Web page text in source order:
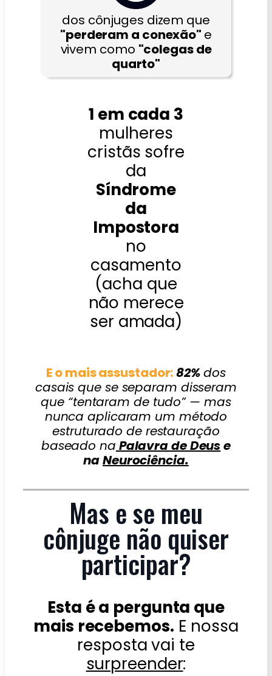
dos cônjuges dizem que
"perderam a conexão" e
vivem como "colegas de
quarto"
1 em cada 3
mulheres
cristãs sofre
da
Síndrome
da
Impostora
no
casamento
(acha que
não merece
ser amada)
E o mais assustador:82%dos
casais que se separam disseram
que “tentaram de tudo” — mas
nunca aplicaram um método
estruturado de restauração
baseado na Palavra de Deuse
naNeurociência.
Mas e se meu
cônjuge não quiser
participar?
Esta é a pergunta que
mais recebemos. E nossa
resposta vai te
surpreender: